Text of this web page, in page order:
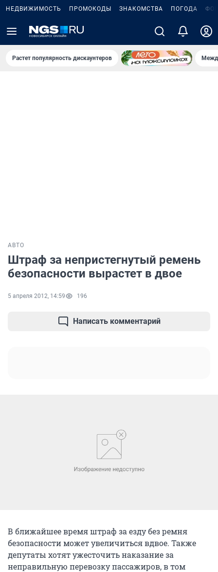
НЕДВИЖИМОСТЬ ПРОМОКОДЫ ЗНАКОМСТВА ПОГОДА
Растет популярность дискаунтеров
АВТО
Штраф за непристегнутый ремень
безопасности вырастет в двое
5 апреля 2012, 14:59 196
Написать комментарий
В ближайшее время штраф за езду без ремня
безопасности может увеличиться вдвое. Также
депутаты хотят ужесточить наказание за
неправильную перевозку пассажиров, в том